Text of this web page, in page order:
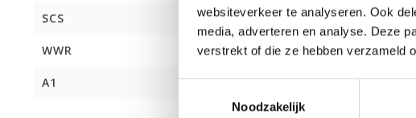
websiteverkeer te analyseren. Ook
media, adverteren en analyse. Deze
verstrekt of die ze hebben verzameld
Noodzakelijk
SCS
WWR
A1